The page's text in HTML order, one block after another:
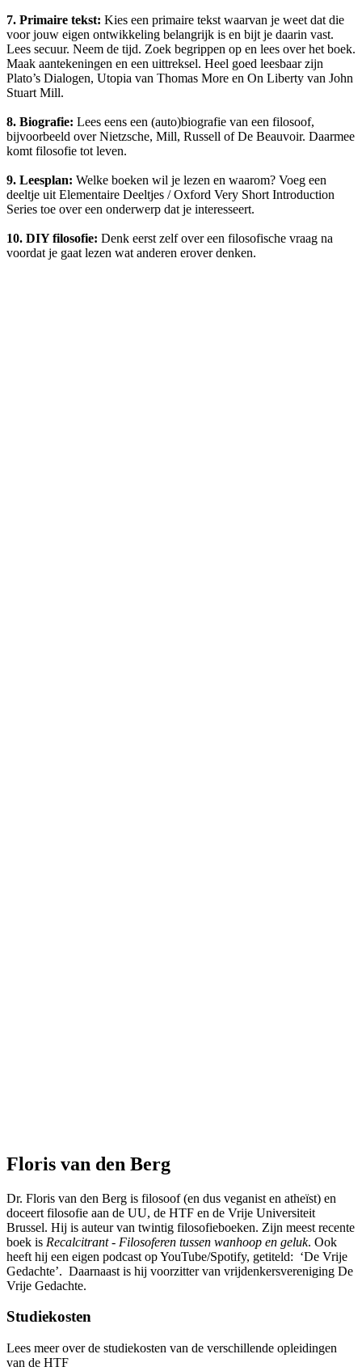
7. Primaire tekst: Kies een primaire tekst waarvan je weet dat die
voor jouw eigen ontwikkeling belangrijk is en bijt je daarin vast.
Lees secuur. Neem de tijd. Zoek begrippen op en lees over het boek.
Maak aantekeningen en een uittreksel. Heel goed leesbaar zijn
Plato’s Dialogen, Utopia van Thomas More en On Liberty van John
Stuart Mill.
8. Biografie: Lees eens een (auto)biografie van een filosoof,
bijvoorbeeld over Nietzsche, Mill, Russell of De Beauvoir. Daarmee
komt filosofie tot leven.
9. Leesplan: Welke boeken wil je lezen en waarom? Voeg een
deeltje uit Elementaire Deeltjes / Oxford Very Short Introduction
Series toe over een onderwerp dat je interesseert.
10. DIY filosofie: Denk eerst zelf over een filosofische vraag na
voordat je gaat lezen wat anderen erover denken.
Floris van den Berg
Dr. Floris van den Berg is filosoof (en dus veganist en atheïst) en
doceert filosofie aan de UU, de HTF en de Vrije Universiteit
Brussel. Hij is auteur van twintig filosofieboeken. Zijn meest recente
boek is Recalcitrant - Filosoferen tussen wanhoop en geluk. Ook
heeft hij een eigen podcast op YouTube/Spotify, getiteld: ‘De Vrije
Gedachte’. Daarnaast is hij voorzitter van vrijdenkersvereniging De
Vrije Gedachte.
Studiekosten
Lees meer over de studiekosten van de verschillende opleidingen
van de HTF